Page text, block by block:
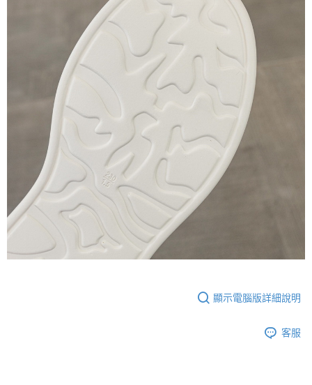
顯示電腦版詳細說明
客服